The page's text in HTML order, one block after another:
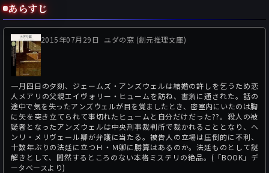
あらすじ
2015年07月29日 ユダの窓 (創元推理文庫)
一月四日の夕刻、ジェームズ・アンズウェルは結婚の許しを乞うため恋
人メアリの父親エイヴォリー・ヒュームを訪ね、書斎に通された。話の
途中で気を失ったアンズウェルが目を覚ましたとき、密室内にいたのは胸
に矢を突き立てられて事切れたヒュームと自分だけだった??。殺人の被
疑者となったアンズウェルは中央刑事裁判所で裁かれることとなり、ヘ
ンリ・メリヴェール卿が弁護に当たる。被告人の立場は圧倒的に不利、
十数年ぶりの法廷に立つＨ・Ｍ卿に勝算はあるのか。法廷ものとして謎
解きとして、間然するところのない本格ミステリの絶品。(「BOOK」デ
ータベースより)